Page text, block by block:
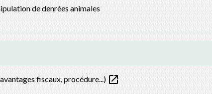
de denrées animales
fiscaux, procédure...)open_in_new